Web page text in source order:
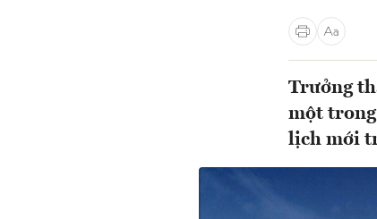
Trưởng
một
lịch mới